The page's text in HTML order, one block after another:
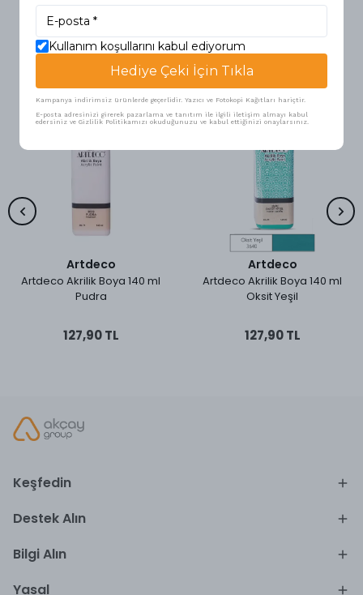
Benzer Ürünler
Artdeco
Artdeco Akrilik Boya 140 ml
Pudra
127,90 TL
Artdeco
Artdeco Akrilik Boya 140 ml
Oksit Yeşil
127,90 TL
Keşfedin
Destek Alın
Bilgi Alın
Yasal
Kullanım koşullarını kabul ediyorum
Hediye Çeki İçin Tıkla
Kampanya indirimsiz ürünlerde geçerlidir. Yazıcı ve Fotokopi Kağıtları hariçtir.
E-posta adresinizi girerek pazarlama ve tanıtım ile ilgili iletişim almayı kabul
edersiniz ve Gizlilik Politikamızı okuduğunuzu ve kabul ettiğinizi onaylarsınız.